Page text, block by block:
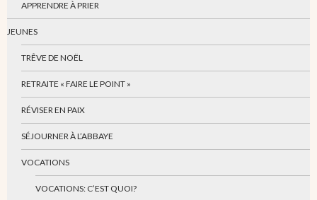
APPRENDRE À PRIER
JEUNES
TRÊVE DE NOËL
RETRAITE « FAIRE LE POINT »
RÉVISER EN PAIX
SÉJOURNER À L’ABBAYE
VOCATIONS
VOCATIONS: C’EST QUOI?